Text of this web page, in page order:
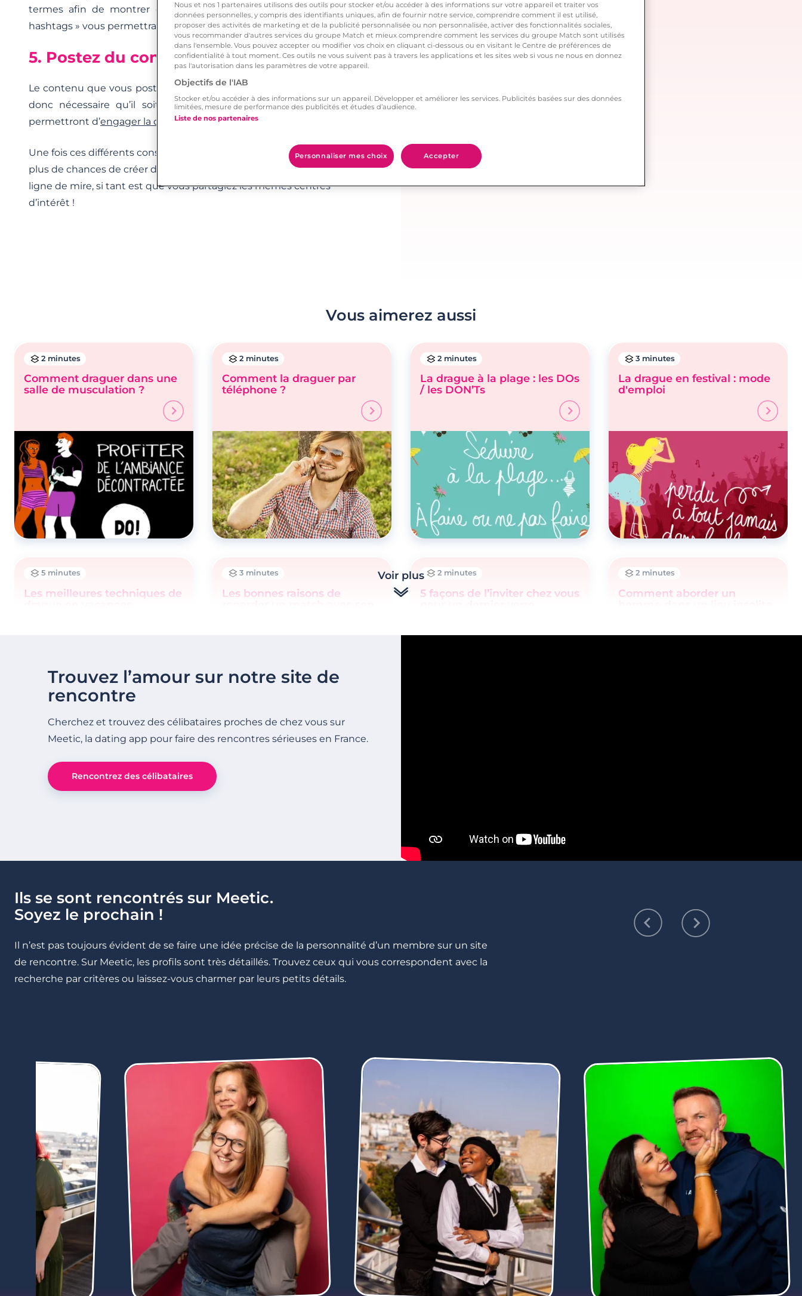
termes afin de montrer que vous êtes à la page. Bien gérer les «
hashtags » vous permettra d’attirer plus facilement l’attention sur vous.
5. Postez du contenu intéressant
Le contenu que vous postez est le reflet de vos centres d’intérêt. Il est
donc nécessaire qu’il soit soigné et véhicule des informations qui
permettront d’engager la conversation.
Une fois ces différents conseils mis en application, vous aurez beaucoup
plus de chances de créer des liens avec la personne que vous avez en
ligne de mire, si tant est que vous partagiez les mêmes centres
d’intérêt !
Vous aimerez aussi
2 minutes
Comment draguer dans une
salle de musculation ?
2 minutes
Comment la draguer par
téléphone ?
2 minutes
La drague à la plage : les DOs
/ les DON’Ts
3 minutes
La drague en festival : mode
d'emploi
5 minutes
Les meilleures techniques de
3 minutes
Les bonnes raisons de
2 minutes
5 façons de l’inviter chez vous
2 minutes
Comment aborder un
Voir plus
Trouvez l’amour sur notre site de
rencontre
Cherchez et trouvez des célibataires proches de chez vous sur
Meetic, la dating app pour faire des rencontres sérieuses en France.
Rencontrez des célibataires
Ils se sont rencontrés sur Meetic.
Soyez le prochain !
Il n’est pas toujours évident de se faire une idée précise de la personnalité d’un membre sur un site
de rencontre. Sur Meetic, les profils sont très détaillés. Trouvez ceux qui vous correspondent avec la
recherche par critères ou laissez-vous charmer par leurs petits détails.
Nous et nos 1 partenaires utilisons des outils pour stocker et/ou accéder à des informations sur votre appareil et traiter vos
données personnelles, y compris des identifiants uniques, afin de fournir notre service, comprendre comment il est utilisé,
proposer des activités de marketing et de la publicité personnalisée ou non personnalisée, activer des fonctionnalités sociales,
vous recommander d'autres services du groupe Match et mieux comprendre comment les services du groupe Match sont utilisés
dans l'ensemble. Vous pouvez accepter ou modifier vos choix en cliquant ci-dessous ou en visitant le Centre de préférences de
confidentialité à tout moment. Ces outils ne vous suivent pas à travers les applications et les sites web si vous ne nous en donnez
pas l'autorisation dans les paramètres de votre appareil.
Objectifs de l'IAB
Stocker et/ou accéder à des informations sur un appareil. Développer et améliorer les services. Publicités basées sur des données
limitées, mesure de performance des publicités et études d’audience.
Liste de nos partenaires
Personnaliser mes choix Accepter